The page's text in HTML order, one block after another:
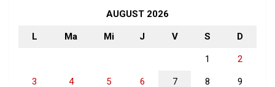
AUGUST 2026
L Ma Mi J V S D
1 2
3 4 5 6 7 8 9